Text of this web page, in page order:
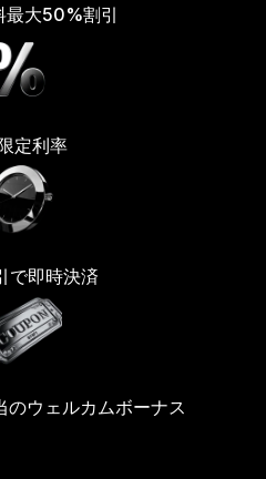
最大50%割引
定利率
で即時決済
ウェルカムボーナス